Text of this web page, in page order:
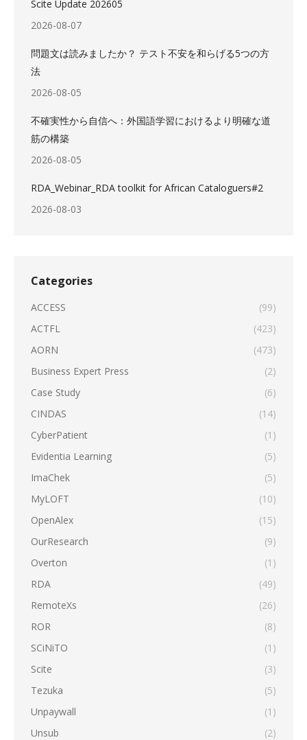
Scite Update 202605
2026-08-07
問題文は読みましたか？ テスト不安を和らげる5つの方
法
2026-08-05
不確実性から自信へ：外国語学習におけるより明確な道
筋の構築
2026-08-05
RDA_Webinar_RDA toolkit for African Cataloguers#2
2026-08-03
Categories
ACCESS
(99)
ACTFL
(423)
AORN
(473)
Business Expert Press
(2)
Case Study
(6)
CINDAS
(14)
CyberPatient
(1)
Evidentia Learning
(5)
ImaChek
(5)
MyLOFT
(10)
OpenAlex
(15)
OurResearch
(9)
Overton
(1)
RDA
(49)
RemoteXs
(26)
ROR
(8)
SCiNiTO
(1)
Scite
(3)
Tezuka
(5)
Unpaywall
(1)
Unsub
(2)